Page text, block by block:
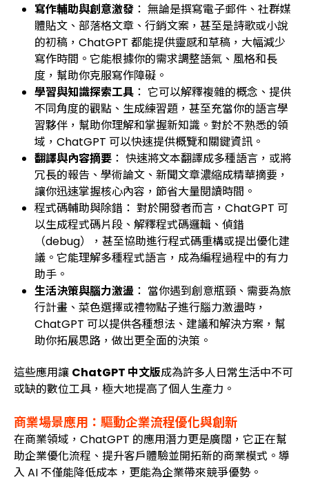
寫作輔助與創意激發 ： 無論是撰寫電子郵件、社群媒
體貼文、部落格文章、行銷文案，甚至是詩歌或小說
的初稿，ChatGPT 都能提供靈感和草稿，大幅減少
寫作時間。它能根據你的需求調整語氣、風格和長
度，幫助你克服寫作障礙。
學習與知識探索工具 ： 它可以解釋複雜的概念、提供
不同角度的觀點、生成練習題，甚至充當你的語言學
習夥伴，幫助你理解和掌握新知識。對於不熟悉的領
域，ChatGPT 可以快速提供概覽和關鍵資訊。
翻譯與內容摘要 ： 快速將文本翻譯成多種語言，或將
冗長的報告、學術論文、新聞文章濃縮成精華摘要，
讓你迅速掌握核心內容，節省大量閱讀時間。
程式碼輔助與除錯： 對於開發者而言，ChatGPT 可
以生成程式碼片段、解釋程式碼邏輯、偵錯
（debug），甚至協助進行程式碼重構或提出優化建
議。它能理解多種程式語言，成為編程過程中的有力
助手。
生活決策與腦力激盪 ： 當你遇到創意瓶頸、需要為旅
行計畫、菜色選擇或禮物點子進行腦力激盪時，
ChatGPT 可以提供各種想法、建議和解決方案，幫
助你拓展思路，做出更全面的決策。
這些應用讓 ChatGPT 中文版成為許多人日常生活中不可
或缺的數位工具，極大地提高了個人生產力。
商業場景應用：驅動企業流程優化與創新
在商業領域，ChatGPT 的應用潛力更是廣闊，它正在幫
助企業優化流程、提升客戶體驗並開拓新的商業模式。導
入 AI 不僅能降低成本，更能為企業帶來競爭優勢。